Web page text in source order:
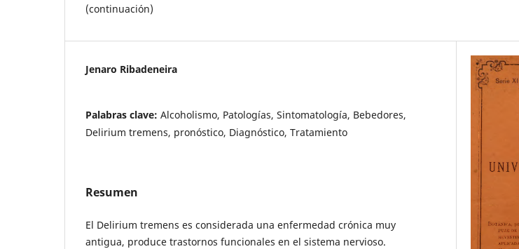
(continuación)
Jenaro Ribadeneira
Palabras clave: Alcoholismo, Patologías, Sintomatología, Bebedores,
Delirium tremens, pronóstico, Diagnóstico, Tratamiento
Resumen
El Delirium tremens es considerada una enfermedad crónica muy
antigua, produce trastornos funcionales en el sistema nervioso.